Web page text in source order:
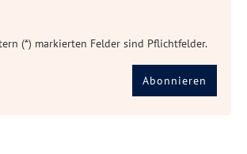
(*) markierten Felder sind Pflichtfelder.
Abonnieren